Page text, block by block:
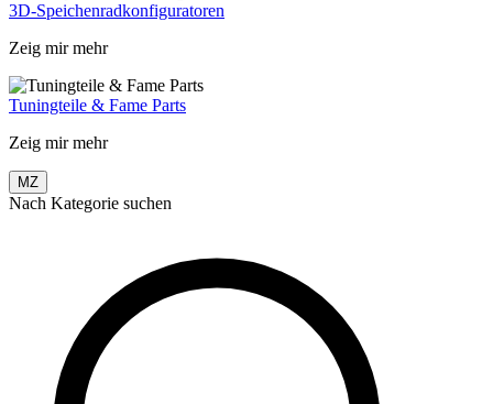
3D-Speichenradkonfiguratoren
Zeig mir mehr
Tuningteile & Fame Parts
Zeig mir mehr
MZ
Nach Kategorie suchen